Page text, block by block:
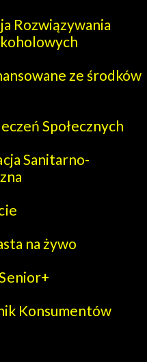
Rozwiązywania
ze środków
Społecznych
Sanitarno-
na żywo
Konsumentów